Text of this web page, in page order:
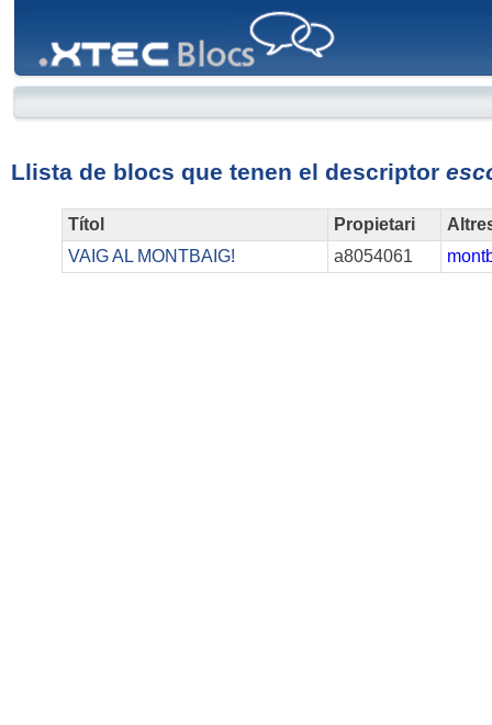
Llista de blocs que tenen el descriptor
Títol Propietari
VAIG AL MONTBAIG!
a8054061